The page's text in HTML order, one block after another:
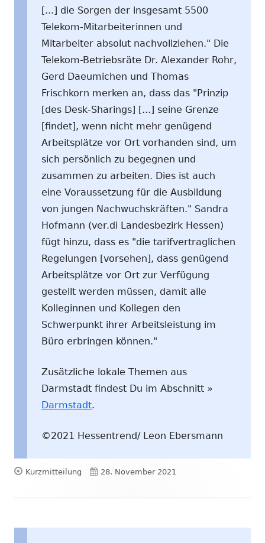
[...] die Sorgen der insgesamt 5500
Telekom-Mitarbeiterinnen und
Mitarbeiter absolut nachvollziehen." Die
Telekom-Betriebsräte Dr. Alexander Rohr,
Gerd Daeumichen und Thomas
Frischkorn merken an, dass das "Prinzip
[des Desk-Sharings] [...] seine Grenze
[findet], wenn nicht mehr genügend
Arbeitsplätze vor Ort vorhanden sind, um
sich persönlich zu begegnen und
zusammen zu arbeiten. Dies ist auch
eine Voraussetzung für die Ausbildung
von jungen Nachwuchskräften." Sandra
Hofmann (ver.di Landesbezirk Hessen)
fügt hinzu, dass es "die tarifvertraglichen
Regelungen [vorsehen], dass genügend
Arbeitsplätze vor Ort zur Verfügung
gestellt werden müssen, damit alle
Kolleginnen und Kollegen den
Schwerpunkt ihrer Arbeitsleistung im
Büro erbringen können."
Zusätzliche lokale Themen aus
Darmstadt findest Du im Abschnitt »
Darmstadt.
©2021 Hessentrend/ Leon Ebersmann
Format
Kurzmitteilung Veröffentlicht
28. November 2021